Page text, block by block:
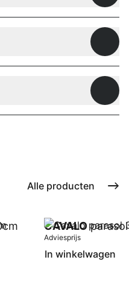
Alle producten
CAVALO
Adviesprijs
In winkelwagen